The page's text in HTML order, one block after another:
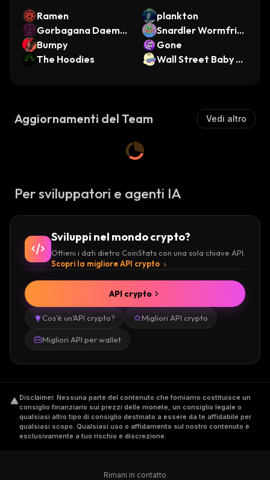
Ramen
plankton
Gorbagana Daemo
n
Snardler Wormfrie
nd
Bumpy
Gone
The Hoodies
Wall Street Baby O
Aggiornamenti del Team Vedi altro
Per sviluppatori e agenti IA
Sviluppi nel mondo crypto?
Ottieni i dati dietro CoinStats con una sola chiave API.
Scopri la migliore API crypto
Cos'è un'API crypto? Migliori API crypto
Migliori API per wallet
API crypto
Disclaimer. Nessuna parte del contenuto che forniamo costituisce un
consiglio finanziario sui prezzi delle monete, un consiglio legale o
qualsiasi altro tipo di consiglio destinato a essere da te affidabile per
qualsiasi scopo. Qualsiasi uso o affidamento sul nostro contenuto è
esclusivamente a tuo rischio e discrezione.
Rimani in contatto